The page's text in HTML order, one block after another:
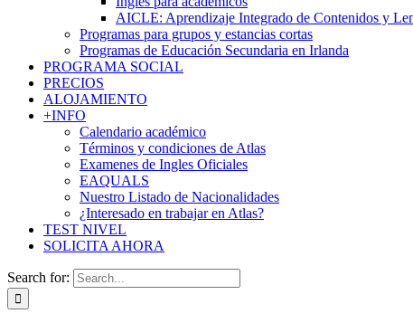
AICLE: Aprendizaje Integrado de Contenidos y
Programas para grupos y estancias cortas
Programas de Educación Secundaria en Irlanda
PROGRAMA SOCIAL
PRECIOS
ALOJAMIENTO
+INFO
Calendario académico
Términos y condiciones de Atlas
Examenes de Ingles Oficiales
EAQUALS
Nuestro Listado de Nacionalidades
¿Interesado en trabajar en Atlas?
TEST NIVEL
SOLICITA AHORA
Search for: